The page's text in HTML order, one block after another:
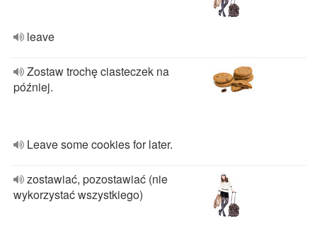
leave
Zostaw trochę ciasteczek na
później.
Leave some cookies for later.
zostawiać, pozostawiać (nie
wykorzystać wszystkiego)